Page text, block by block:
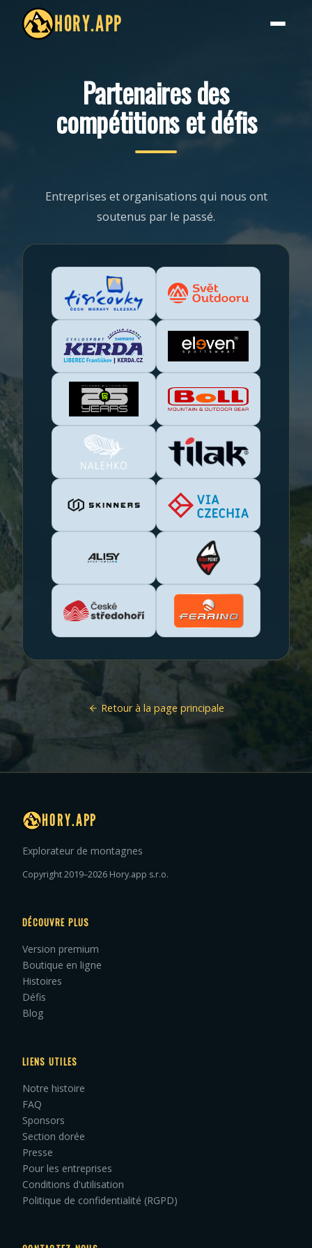
HORY.APP
Partenaires des
compétitions et défis
Entreprises et organisations qui nous ont
soutenus par le passé.
Retour à la page principale
HORY.APP
Explorateur de montagnes
Copyright 2019–2026 Hory.app s.r.o.
DÉCOUVRE PLUS
Version premium
Boutique en ligne
Histoires
Défis
Blog
LIENS UTILES
Notre histoire
FAQ
Sponsors
Section dorée
Presse
Pour les entreprises
Conditions d'utilisation
Politique de confidentialité (RGPD)